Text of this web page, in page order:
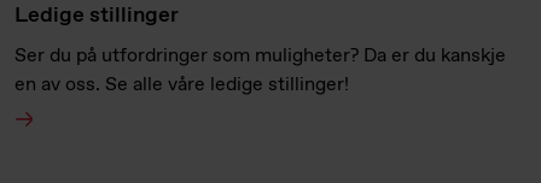
Ledige stillinger
Ser du på utfordringer som muligheter? Da er du kanskje
en av oss. Se alle våre ledige stillinger!